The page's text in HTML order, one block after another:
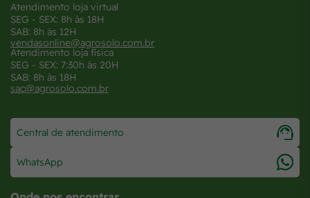
Atendimento loja virtual
SEG - SEX: 8h às 18H
SAB: 8h às 12H
vendasonline@agrosolo.com.br
Atendimento loja física
SEG - SEX: 7:30h às 20H
SAB: 8h às 18H
sac@agrosolo.com.br
Central de atendimento
WhatsApp